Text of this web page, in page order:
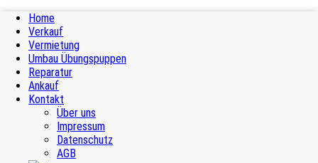
Home
Verkauf
Vermietung
Umbau Übungspuppen
Reparatur
Ankauf
Kontakt
Über uns
Impressum
Datenschutz
AGB